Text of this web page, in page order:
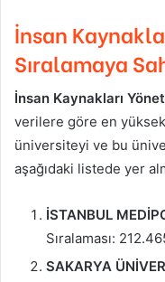
İnsan
Sıralamaya
İnsan Kaynakları
verilere göre en yüksek
üniversiteyi ve bu
aşağıdaki listede yer
İSTANBUL
Sıralaması:
SAKARYA